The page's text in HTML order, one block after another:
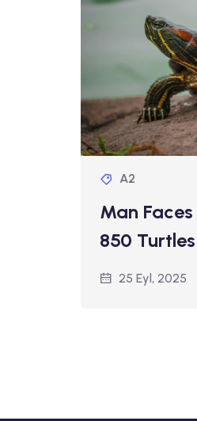
A2
Man
850
25 Eyl, 2025